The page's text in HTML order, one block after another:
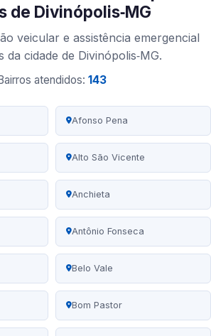
de Divinópolis‑MG
veicular e assistência emergencial
da cidade de Divinópolis‑MG.
Bairros atendidos: 143
Afonso Pena
Alto São Vicente
Anchieta
Antônio Fonseca
Belo Vale
Bom Pastor